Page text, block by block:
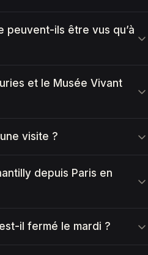
peuvent-ils être vus qu’à
et le Musée Vivant
visite ?
depuis Paris en
il fermé le mardi ?